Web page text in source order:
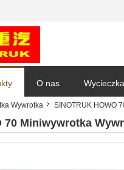
O nas
Wywrotka SINOTRUK HOWO
70 Miniwywrotka